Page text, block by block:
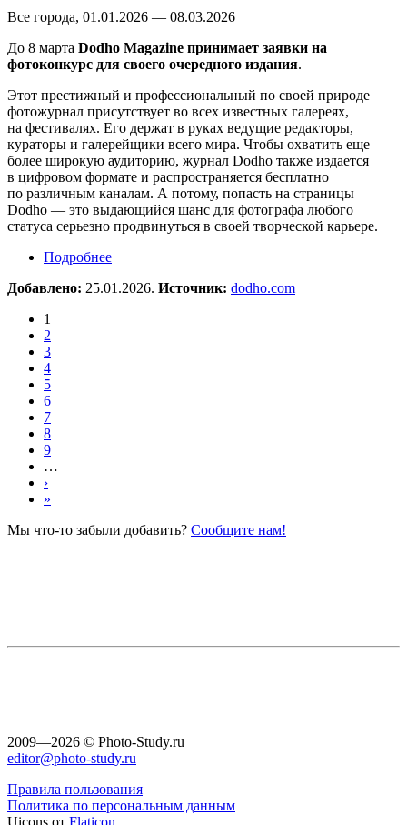
Все города, 01.01.2026 — 08.03.2026
До 8 марта Dodho Magazine принимает заявки на
фотоконкурс для своего очередного издания.
Этот престижный и профессиональный по своей природе
фотожурнал присутствует во всех известных галереях,
на фестивалях. Его держат в руках ведущие редакторы,
кураторы и галерейщики всего мира. Чтобы охватить еще
более широкую аудиторию, журнал Dodho также издается
в цифровом формате и распространяется бесплатно
по различным каналам. А потому, попасть на страницы
Dodho — это выдающийся шанс для фотографа любого
статуса серьезно продвинуться в своей творческой карьере.
Подробнее
Добавлено: 25.01.2026. Источник: dodho.com
1
2
3
4
5
6
7
8
9
…
›
»
Мы что-то забыли добавить? Сообщите нам!
2009—2026 © Photo-Study.ru
editor@photo-study.ru
Правила пользования
Политика по персональным данным
Uicons от Flaticon